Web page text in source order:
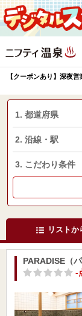
【クーポンあり】深夜
1. 都道府県
2. 沿線・駅
3. こだわり条件
リストか
PARADISE（パ
-